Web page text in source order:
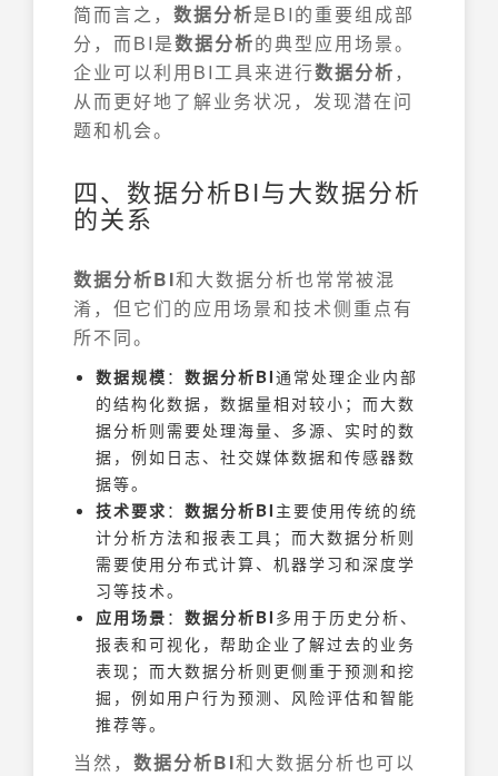
简而言之， 数据分析是BI的重要组成部
分，而BI是数据分析的典型应用场景。
企业可以利用BI工具来进行数据分析 ，
从而更好地了解业务状况，发现潜在问
题和机会。
四、数据分析BI与大数据分析
的关系
数据分析BI和大数据分析也常常被混
淆，但它们的应用场景和技术侧重点有
所不同。
数据规模 ： 数据分析BI通常处理企业内部
的结构化数据，数据量相对较小；而大数
据分析则需要处理海量、多源、实时的数
据，例如日志、社交媒体数据和传感器数
据等。
技术要求 ： 数据分析BI 主要使用传统的统
计分析方法和报表工具；而大数据分析则
需要使用分布式计算、机器学习和深度学
习等技术。
应用场景 ： 数据分析BI 多用于历史分析、
报表和可视化，帮助企业了解过去的业务
表现；而大数据分析则更侧重于预测和挖
掘，例如用户行为预测、风险评估和智能
推荐等。
当然， 数据分析BI和大数据分析也可以